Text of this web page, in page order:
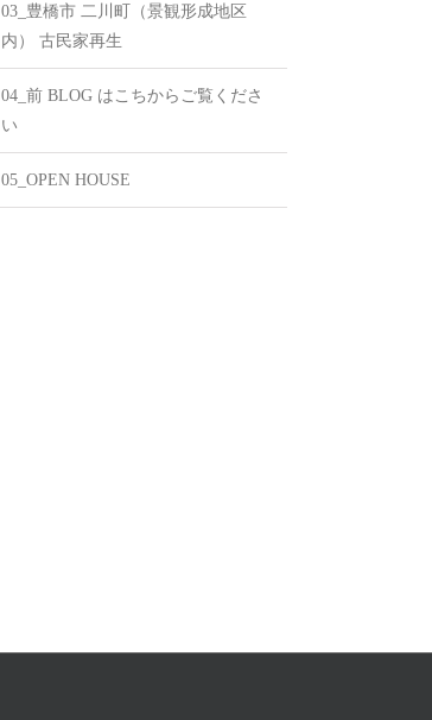
03_豊橋市 二川町（景観形成地区
内） 古民家再生
04_前 BLOG はこちからご覧くださ
い
05_OPEN HOUSE